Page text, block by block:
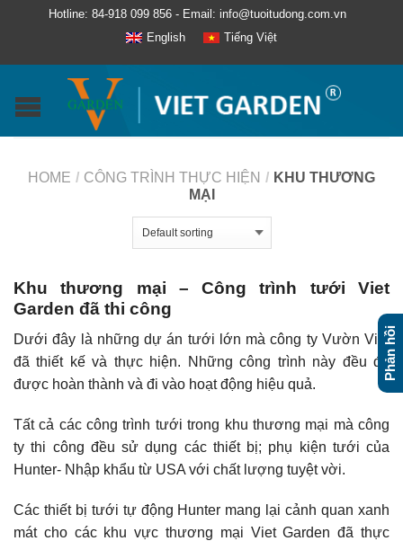
Hotline: 84-918 099 856 - Email: info@tuoitudong.com.vn
English
Tiếng Việt
HOME / CÔNG TRÌNH THỰC HIỆN / KHU THƯƠNG
MẠI
Khu thương mại – Công trình tưới Viet
Garden đã thi công
Dưới đây là những dự án tưới lớn mà công ty Vườn Việt
đã thiết kế và thực hiện. Những công trình này đều đã
được hoàn thành và đi vào hoạt động hiệu quả.
Tất cả các công trình tưới trong khu thương mại mà công
ty thi công đều sử dụng các thiết bị; phụ kiện tưới của
Hunter- Nhập khẩu từ USA với chất lượng tuyệt vời.
Các thiết bị tưới tự động Hunter mang lại cảnh quan xanh
mát cho các khu vực thương mại Viet Garden đã thực
Phản hồi